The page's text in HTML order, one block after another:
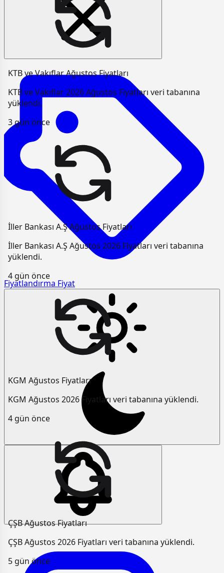
Fiyatlandırma Fiyat
KTB ve Vakıflar Ağustos Fiyatları
KTB ve Vakıflar 2026 Ağustos Fiyatları veri tabanına
yüklendi.
3 gün önce
İller Bankası A.Ş Ağustos Fiyatları
İller Bankası A.Ş Ağustos 2026 Fiyatları veri tabanına
yüklendi.
4 gün önce
KGM Ağustos Fiyatları
KGM Ağustos 2026 Fiyatları veri tabanına yüklendi.
4 gün önce
ÇŞB Ağustos Fiyatları
ÇŞB Ağustos 2026 Fiyatları veri tabanına yüklendi.
5 gün önce